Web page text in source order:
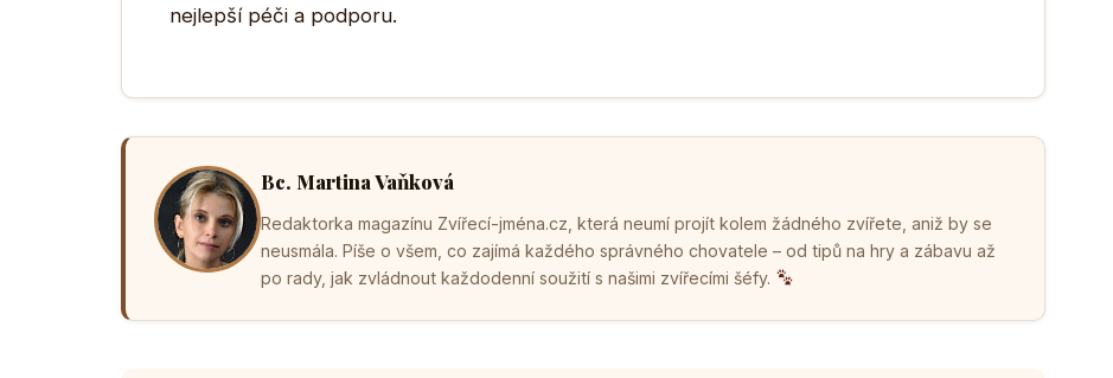
nejlepší péči a podporu.
Bc. Martina Vaňková
Redaktorka magazínu Zvířecí-jména.cz, která neumí projít kolem žádného zvířete, aniž by se
neusmála. Píše o všem, co zajímá každého správného chovatele – od tipů na hry a zábavu až
po rady, jak zvládnout každodenní soužití s našimi zvířecími šéfy.